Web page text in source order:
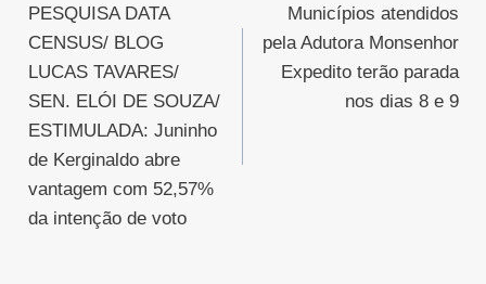
de
Post
PESQUISA DATA
CENSUS/ BLOG
LUCAS TAVARES/
SEN. ELÓI DE SOUZA/
ESTIMULADA: Juninho
de Kerginaldo abre
vantagem com 52,57%
da intenção de voto
Municípios atendidos
pela Adutora Monsenhor
Expedito terão parada
nos dias 8 e 9